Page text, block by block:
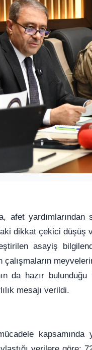
afet
dikkat çekici düşüş
asayiş
da hazır
mesajı verildi.
kapsamında